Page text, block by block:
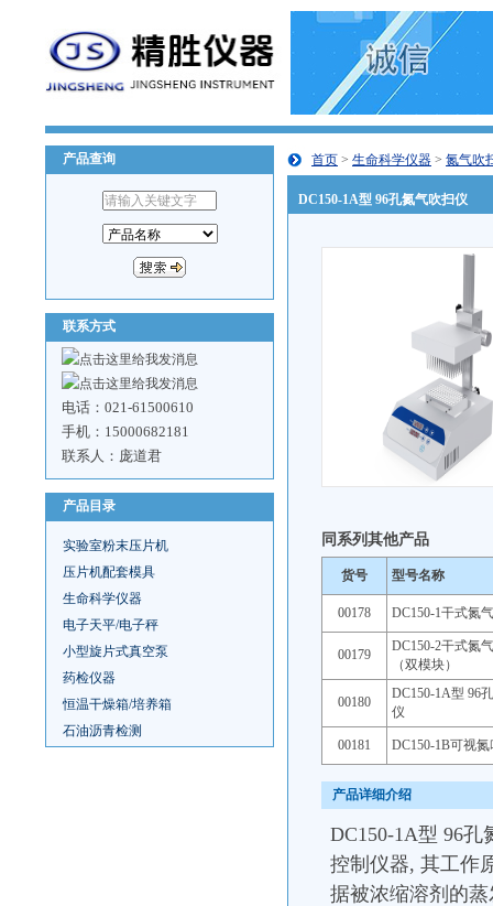
产品查询
联系方式
电话：021-61500610
手机：15000682181
联系人：庞道君
产品目录
实验室粉末压片机
压片机配套模具
生命科学仪器
电子天平/电子秤
小型旋片式真空泵
药检仪器
恒温干燥箱/培养箱
石油沥青检测
首页 > 生命科学仪器 > 氮气吹
DC150-1A型 96孔氮气吹扫仪
同系列其他产品
货号 型号名称
00178 DC150-1干式氮
00179
DC150-2干式氮
（双模块）
00180
DC150-1A型 96
仪
00181 DC150-1B可视
产品详细介绍
DC150-1A型 96孔
控制仪器, 其工作
据被浓缩溶剂的